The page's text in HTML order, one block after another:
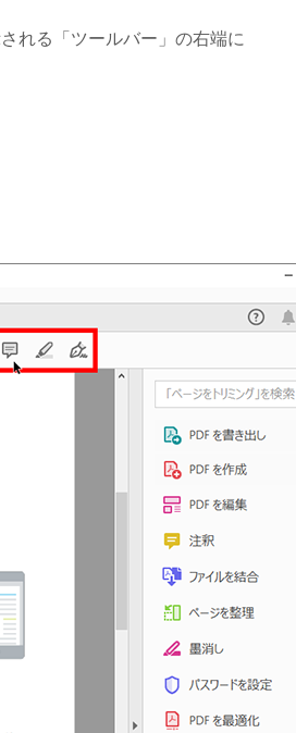
れる「ツールバー」の右端に